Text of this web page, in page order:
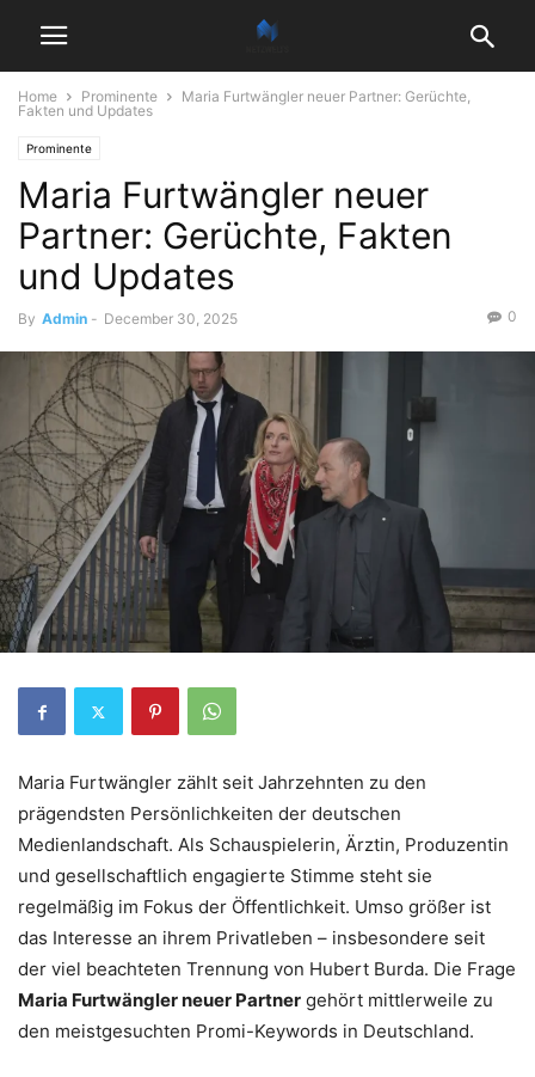
Home Prominente
Maria Furtwängler neuer Partner: Gerüchte,
Fakten und Updates
Prominente
Maria Furtwängler neuer
Partner: Gerüchte, Fakten
und Updates
By Admin - December 30, 2025 0
Maria Furtwängler zählt seit Jahrzehnten zu den
prägendsten Persönlichkeiten der deutschen
Medienlandschaft. Als Schauspielerin, Ärztin, Produzentin
und gesellschaftlich engagierte Stimme steht sie
regelmäßig im Fokus der Öffentlichkeit. Umso größer ist
das Interesse an ihrem Privatleben – insbesondere seit
der viel beachteten Trennung von Hubert Burda. Die Frage
Maria Furtwängler neuer Partner gehört mittlerweile zu
den meistgesuchten Promi-Keywords in Deutschland.